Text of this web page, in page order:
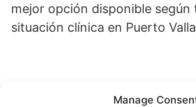
Manage
mejor opción disponible según
situación clínica en Puerto